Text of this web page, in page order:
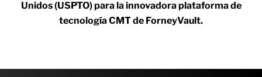
Unidos (USPTO) para la innovadora plataforma de
tecnología CMT de ForneyVault.